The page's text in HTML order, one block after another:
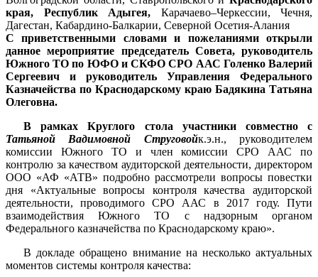
края, Республик Адыгея, Карачаево–Черкессии, Чечня,
Дагестан, Кабардино-Балкарии, Северной Осетия-Алания
С приветственными словами и пожеланиями открыли
данное мероприятие председатель Совета, руководитель
Южного ТО по ЮФО и СКФО СРО ААС Голенко Валерий
Сергеевич и руководитель Управления Федерального
Казначейства по Краснодарскому краю Бадякина Татьяна
Олеговна.
В рамках Круглого стола участники совместно с
Татьяной Вадимовной Струговойк.э.н., руководителем
комиссии Южного ТО и член комиссии СРО ААС по
контролю за качеством аудиторской деятельности, директором
ООО «АФ «АТВ» подробно рассмотрели вопросы повестки
дня «Актуальные вопросы контроля качества аудиторской
деятельности, проводимого СРО ААС в 2017 году. Пути
взаимодействия Южного ТО с надзорным органом
Федерального казначейства по Краснодарскому краю».
В докладе обращено внимание на несколько актуальных
моментов системы контроля качества: